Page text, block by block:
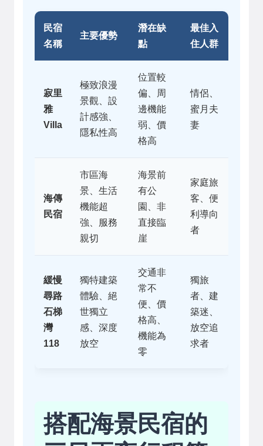
民宿
名稱
主要優勢
潛在缺
點
最佳入
住人群
寂里
雅
Villa
極致浪漫
景觀、設
計感強、
隱私性高
位置較
偏、周
邊機能
弱、價
格高
情侶、
蜜月夫
妻
海傳
民宿
市區海
景、生活
機能超
強、服務
親切
海景前
有公
園、非
直接臨
崖
家庭旅
客、便
利導向
者
緩慢
尋路
石梯
灣
118
獨特建築
體驗、絕
世獨立
感、深度
放空
交通非
常不
便、價
格高、
機能為
零
獨旅
者、建
築迷、
放空追
求者
搭配海景民宿的